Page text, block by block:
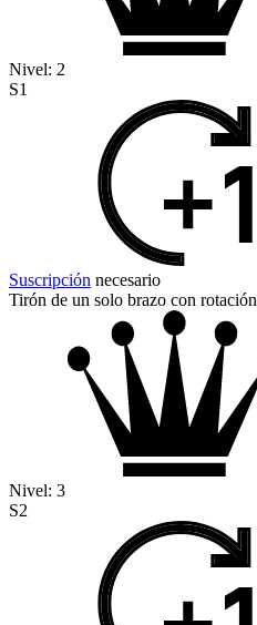
Nivel: 2
S1
Suscripción necesario
Tirón de un solo brazo con rotación
Nivel: 3
S2